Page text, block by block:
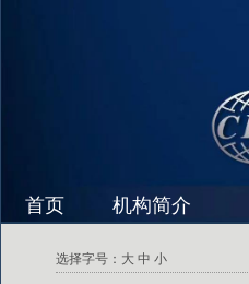
首页 机构简介
选择字号： 大 中 小